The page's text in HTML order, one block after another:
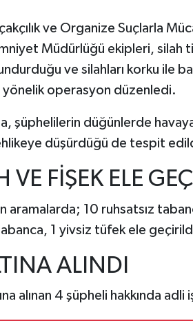
ve Organize Suçlarla
Müdürlüğü ekipleri, silah
ve silahları korku ile
yönelik operasyon düzenledi.
şüphelilerin düğünlerde
düşürdüğü de tespit
FİŞEK ELE
aramalarda; 10 ruhsatsız
1 yivsiz tüfek ele
ALINDI
alınan 4 şüpheli hakkında adli